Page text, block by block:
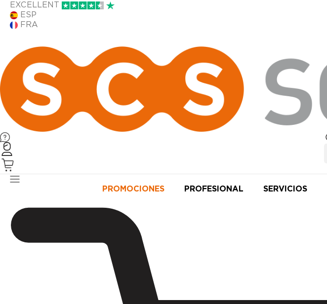
EXCELLENT
ESP
FRA
PROMOCIONES PROFESIONAL SERVICIOS